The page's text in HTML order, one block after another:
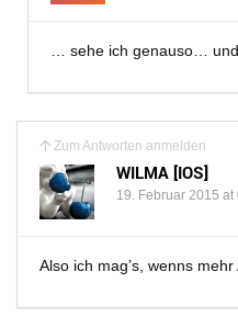
… sehe ich genauso…
Zum Antworten anmelden
WILMA [IOS]
19. Februar 2015 at
Also ich mag’s, wenns mehr